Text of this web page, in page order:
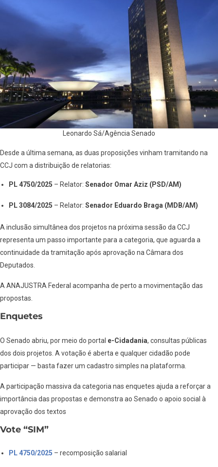
Leonardo Sá/Agência Senado
Desde a última semana, as duas proposições vinham tramitando na
CCJ com a distribuição de relatorias:
PL 4750/2025 – Relator: Senador Omar Aziz (PSD/AM)
PL 3084/2025 – Relator: Senador Eduardo Braga (MDB/AM)
A inclusão simultânea dos projetos na próxima sessão da CCJ
representa um passo importante para a categoria, que aguarda a
continuidade da tramitação após aprovação na Câmara dos
Deputados.
A ANAJUSTRA Federal acompanha de perto a movimentação das
propostas.
Enquetes
O Senado abriu, por meio do portal e-Cidadania, consultas públicas
dos dois projetos. A votação é aberta e qualquer cidadão pode
participar — basta fazer um cadastro simples na plataforma.
A participação massiva da categoria nas enquetes ajuda a reforçar a
importância das propostas e demonstra ao Senado o apoio social à
aprovação dos textos
Vote “SIM”
PL 4750/2025 – recomposição salarial